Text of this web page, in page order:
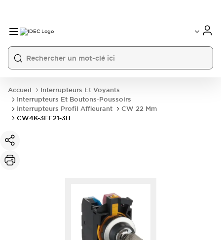
Accueil
Interrupteurs Et Voyants
Interrupteurs Et Boutons-Poussoirs
Interrupteurs Profil Affleurant
CW 22 Mm
CW4K-3EE21-3H